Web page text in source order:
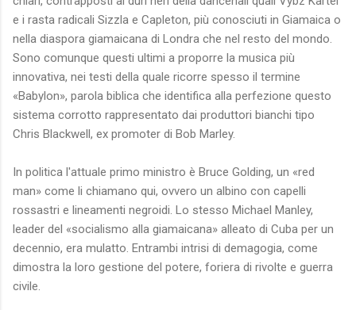
e i rasta radicali Sizzla e Capleton, più conosciuti in Giamaica o
nella diaspora giamaicana di Londra che nel resto del mondo.
Sono comunque questi ultimi a proporre la musica più
innovativa, nei testi della quale ricorre spesso il termine
«Babylon», parola biblica che identifica alla perfezione questo
sistema corrotto rappresentato dai produttori bianchi tipo
Chris Blackwell, ex promoter di Bob Marley.
In politica l'attuale primo ministro è Bruce Golding, un «red
man» come li chiamano qui, ovvero un albino con capelli
rossastri e lineamenti negroidi. Lo stesso Michael Manley,
leader del «socialismo alla giamaicana» alleato di Cuba per un
decennio, era mulatto. Entrambi intrisi di demagogia, come
dimostra la loro gestione del potere, foriera di rivolte e guerra
civile.